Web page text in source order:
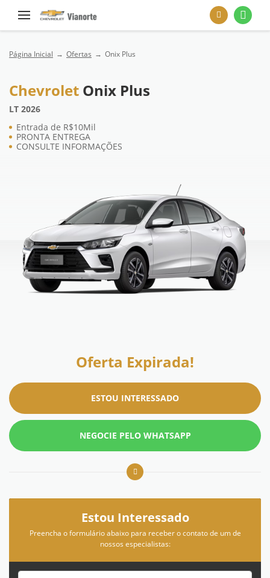
Página Inicial Ofertas Onix Plus
Chevrolet Onix Plus
LT 2026
Entrada de R$10Mil
PRONTA ENTREGA
CONSULTE INFORMAÇÕES
Oferta Expirada!
ESTOU INTERESSADO
NEGOCIE PELO WHATSAPP
Estou Interessado
Preencha o formulário abaixo para receber o contato de um de
nossos especialistas: